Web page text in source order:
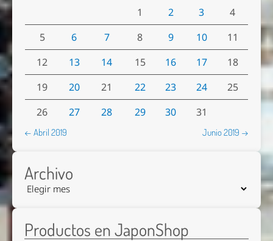
1 2 3
4
5
6 7 8 9 10
11
12
13 14 15 16 17
18
19
20 21 22 23 24
25
26
27 28 29 30 31
← Abril 2019 Junio 2019 →
Archivo
Productos en JaponShop